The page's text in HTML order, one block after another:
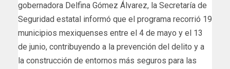
gobernadora Delfina Gómez Álvarez, la Secretaría de
Seguridad estatal informó que el programa recorrió 19
municipios mexiquenses entre el 4 de mayo y el 13
de junio, contribuyendo a la prevención del delito y a
la construcción de entornos más seguros para las